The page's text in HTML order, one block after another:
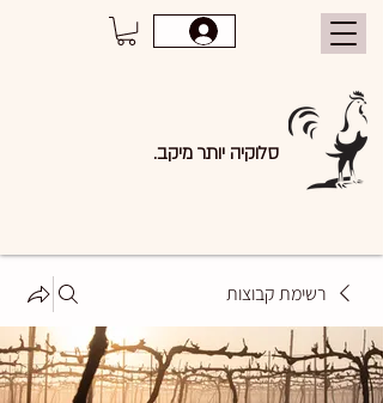
סלוקיה יותר מיקב.
רשימת קבוצות